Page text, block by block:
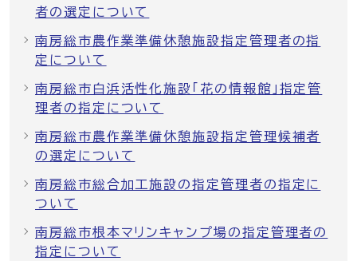
者の選定について
南房総市農作業準備休憩施設指定管理者の指
定について
南房総市白浜活性化施設「花の情報館」指定管
理者の指定について
南房総市農作業準備休憩施設指定管理候補者
の選定について
南房総市総合加工施設の指定管理者の指定に
ついて
南房総市根本マリンキャンプ場の指定管理者の
指定について